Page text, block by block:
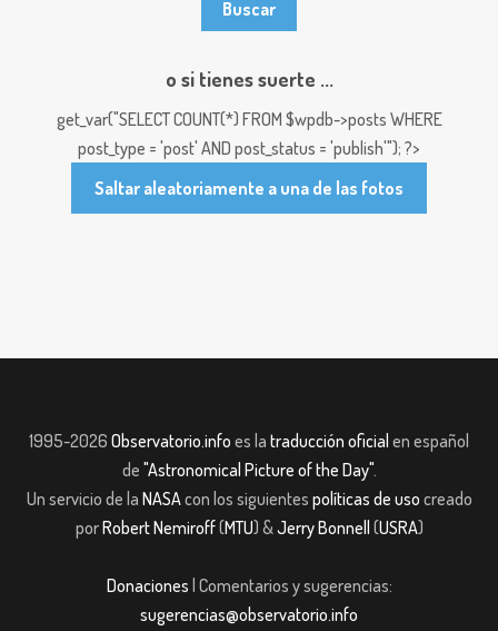
o si tienes suerte ...
get_var("SELECT COUNT(*) FROM $wpdb->posts WHERE
post_type = 'post' AND post_status = 'publish'"); ?>
Saltar aleatoriamente a una de las fotos
1995-2026 Observatorio.info es la traducción oficial en español
de "Astronomical Picture of the Day".
Un servicio de la NASAcon los siguientes políticas de uso creado
porRobert Nemiroff(MTU) &Jerry Bonnell (USRA)
Donaciones | Comentarios y sugerencias:
sugerencias@observatorio.info